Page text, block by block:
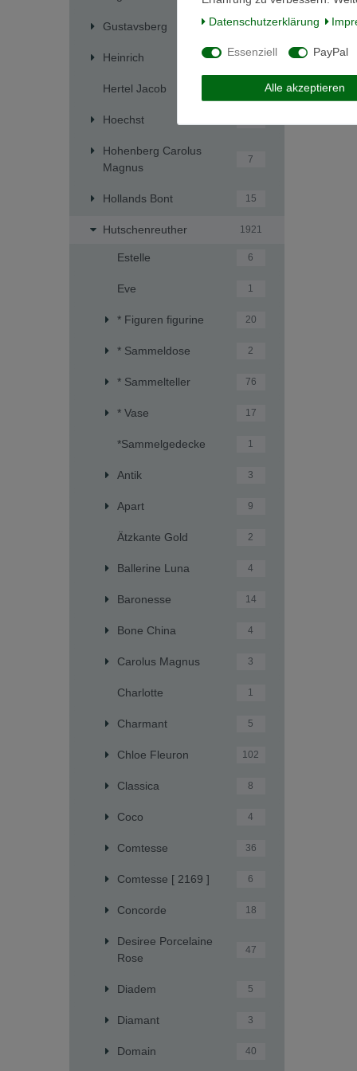
Gustavsberg 4
Heinrich 241
Hertel Jacob
Hoechst
Hohenberg Carolus
Magnus
7
Hollands Bont 15
Hutschenreuther 1921
Estelle 6
Eve 1
* Figuren figurine 20
* Sammeldose 2
* Sammelteller 76
* Vase 17
*Sammelgedecke 1
Antik 3
Apart 9
Ätzkante Gold 2
Ballerine Luna 4
Baronesse 14
Bone China 4
Carolus Magnus 3
Charlotte 1
Charmant 5
Chloe Fleuron 102
Classica 8
Coco 4
Comtesse 36
Comtesse [ 2169 ] 6
Concorde 18
Desiree Porcelaine
Rose
47
Diadem 5
Diamant 3
Domain 40
Daten­schutz­erklärung
Essenziell PayPal
Alle akzeptieren